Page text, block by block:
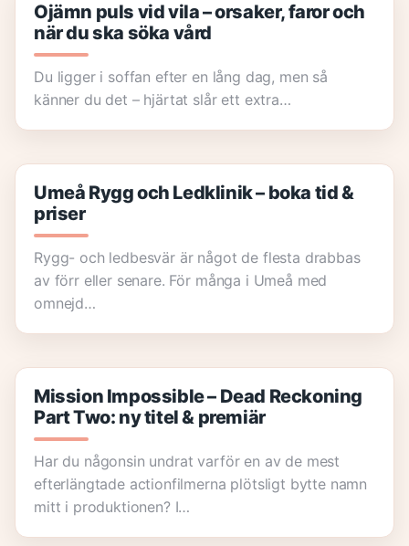
Ojämn puls vid vila – orsaker, faror och
när du ska söka vård
Du ligger i soffan efter en lång dag, men så
känner du det – hjärtat slår ett extra…
Umeå Rygg och Ledklinik – boka tid &
priser
Rygg- och ledbesvär är något de flesta drabbas
av förr eller senare. För många i Umeå med
omnejd…
Mission Impossible – Dead Reckoning
Part Two: ny titel & premiär
Har du någonsin undrat varför en av de mest
efterlängtade actionfilmerna plötsligt bytte namn
mitt i produktionen? I…